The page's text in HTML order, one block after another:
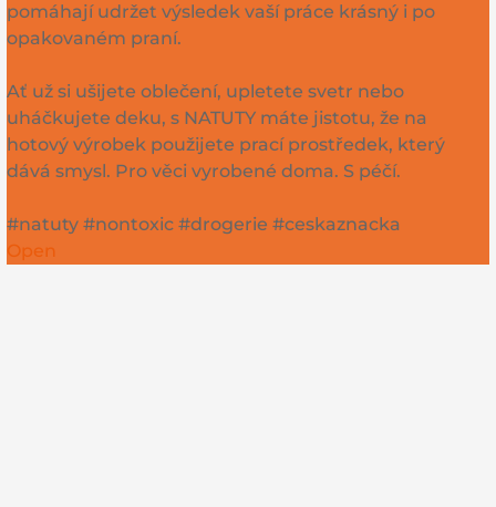
pomáhají udržet výsledek vaší práce krásný i po
opakovaném praní.
Ať už si ušijete oblečení, upletete svetr nebo
uháčkujete deku, s NATUTY máte jistotu, že na
hotový výrobek použijete prací prostředek, který
dává smysl. Pro věci vyrobené doma. S péčí.
#natuty #nontoxic #drogerie #ceskaznacka
Open